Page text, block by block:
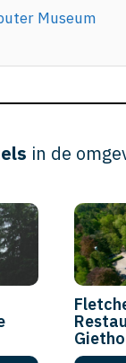
Museum
in de